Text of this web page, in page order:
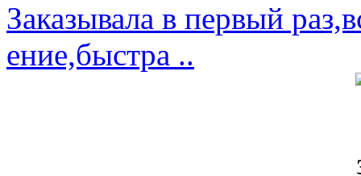
Заказывала в первый
ение,быстра ..